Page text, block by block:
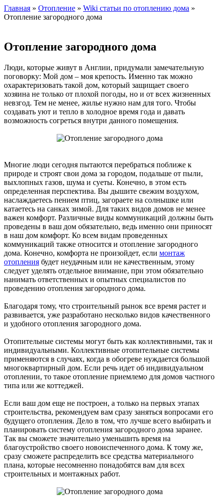
Главная » Отопление » Wiki статьи по отоплению дома »
Отопление загородного дома
Отопление загородного дома
Люди, которые живут в Англии, придумали замечательную
поговорку: Мой дом – моя крепость. Именно так можно
охарактеризовать такой дом, который защищает своего
хозяина не только от плохой погоды, но и от всех жизненных
невзгод. Тем не менее, жилье нужно нам для того. Чтобы
создавать уют и тепло в холодное время года и давать
возможность согреться внутри данного помещения.
Многие люди сегодня пытаются перебраться поближе к
природе и строят свои дома за городом, подальше от пыли,
выхлопных газов, шума и суеты. Конечно, в этом есть
определенная перспектива. Вы дышите свежим воздухом,
наслаждаетесь пением птиц, загораете на солнышке или
катаетесь на санках зимой. Для таких видов домов не менее
важен комфорт. Различные виды коммуникаций должны быть
проведены в ваш дом обязательно, ведь именно они приносят
в наш дом комфорт. Ко всем видам проведенных
коммуникаций также относится и отопление загородного
дома. Конечно, комфорта не произойдет, если монтаж
отопления будет неудачным или не качественным, этому
следует уделять отдельное внимание, при этом обязательно
нанимать ответственных и опытных специалистов по
проведению отопления загородного дома.
Благодаря тому, что строительный рынок все время растет и
развивается, уже разработано несколько видов качественного
и удобного отопления загородного дома.
Отопительные системы могут быть как коллективными, так и
индивидуальными. Коллективные отопительные системы
применяются в случаях, когда в обогреве нуждается большой
многоквартирный дом. Если речь идет об индивидуальном
отоплении, то такое отопление приемлемо для домов частного
типа или же коттеджей.
Если ваш дом еще не построен, а только на первых этапах
строительства, рекомендуем вам сразу заняться вопросами его
будущего отопления. Дело в том, что лучше всего выбирать и
планировать систему отопления загородного дома заранее.
Так вы сможете значительно уменьшить время на
благоустройство своего новоиспеченного дома. К тому же,
сразу сможете распределить все средства материального
плана, которые несомненно понадобятся вам для всех
строительных и монтажных работ.